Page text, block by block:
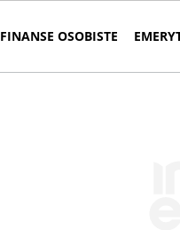
FINANSE OSOBISTE